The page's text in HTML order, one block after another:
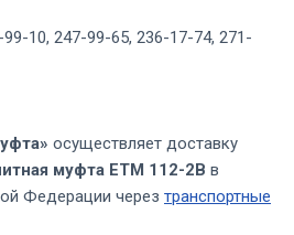
10, 247-99-65, 236-17-74, 271-
осуществляет доставку
муфта ЕТМ 112-2В в
Федерации через транспортные